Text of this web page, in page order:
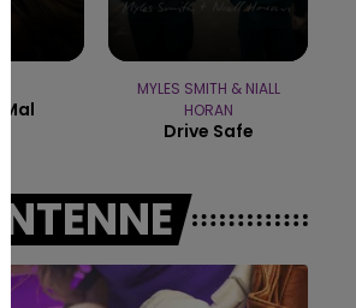
MYLES SMITH & NIALL
HORAN
Drive Safe